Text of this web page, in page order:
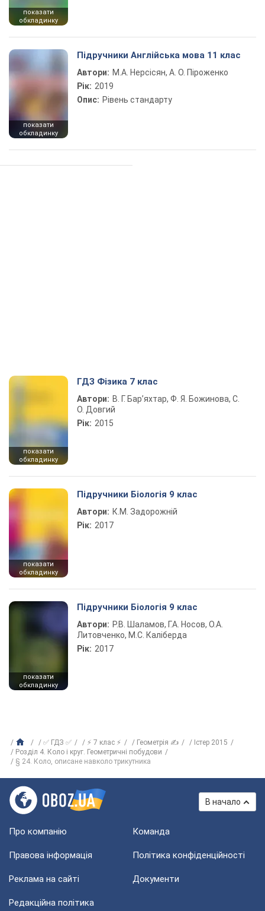
показати
обкладинку
показати
обкладинку
Підручники Англійська мова 11 клас
Автори: М.А. Нерсісян, А. О. Піроженко
Рік: 2019
Опис: Рівень стандарту
показати
обкладинку
ГДЗ Фізика 7 клас
Автори: В. Г. Бар’яхтар, Ф. Я. Божинова, С.
О. Довгий
Рік: 2015
показати
обкладинку
Підручники Біологія 9 клас
Автори: К.М. Задорожній
Рік: 2017
показати
обкладинку
Підручники Біологія 9 клас
Автори: Р.В. Шаламов, Г.А. Носов, О.А.
Литовченко, М.С. Каліберда
Рік: 2017
✅ ГДЗ ✅ ⚡ 7 клас ⚡ Геометрія ✍
Істер 2015
Розділ 4. Коло і круг. Геометричні побудови
§ 24. Коло, описане навколо трикутника
В начало
Про компанію Команда
Правова інформація Політика конфіденційності
Реклама на сайті Документи
Редакційна політика